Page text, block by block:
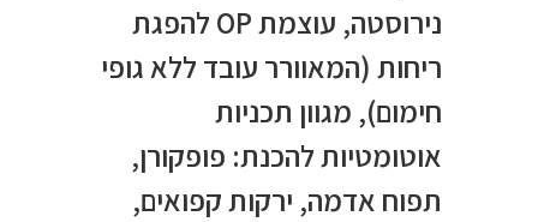
נירוסטה, עוצמת OP להפגת
ריחות (המאוורר עובד ללא גופי
חימום), מגוון תכניות
אוטומטיות להכנת: פופקורן,
תפוח אדמה, ירקות קפואים,